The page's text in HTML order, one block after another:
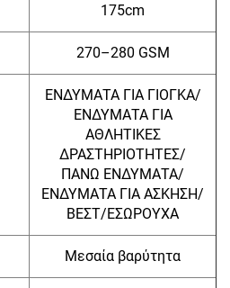
175cm
270–280 GSM
ΕΝΔΥΜΑΤΑ ΓΙΑ ΓΙΟΓΚΑ/
ΕΝΔΥΜΑΤΑ ΓΙΑ
ΑΘΛΗΤΙΚΕΣ
ΔΡΑΣΤΗΡΙΟΤΗΤΕΣ/
ΠΑΝΩ ΕΝΔΥΜΑΤΑ/
ΕΝΔΥΜΑΤΑ ΓΙΑ ΑΣΚΗΣΗ/
ΒΕΣΤ/ΕΣΩΡΟΥΧΑ
Μεσαία βαρύτητα